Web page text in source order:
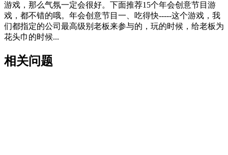
游戏，那么气氛一定会很好。下面推荐15个年会创意节目游
戏，都不错的哦。年会创意节目一、吃得快-----这个游戏，我
们都指定的公司最高级别老板来参与的，玩的时候，给老板为
花头巾的时候...
相关问题